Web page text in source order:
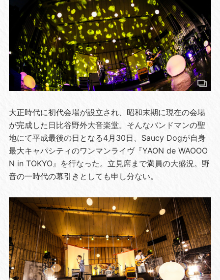
大正時代に初代会場が設立され、昭和末期に現在の会場
が完成した日比谷野外大音楽堂。そんなバンドマンの聖
地にて平成最後の日となる4月30日、Saucy Dogが自身
最大キャパシティのワンマンライヴ『YAON de WAOOO
N in TOKYO』を行なった。立見席まで満員の大盛況。野
音の一時代の幕引きとしても申し分ない。